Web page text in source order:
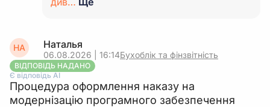
НА Наталья
06.08.2026 | 16:14Бухоблік та фінзвітність
ВІДПОВІДЬ НАДАНО
Є відповідь АІ
Процедура оформлення наказу на
модернізацію програмного забезпечення